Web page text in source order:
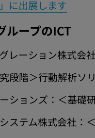
に出展します
ループのICT
レーション株式
段階＞行動解析ソ
ションズ：＜基礎
ステム株式会社：